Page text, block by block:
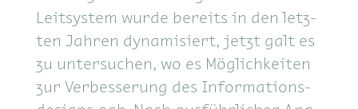
Leit­sys­tem wur­de be­reits in den letz­
ten Jah­ren dy­na­mi­siert, jetzt galt es
zu un­ter­su­chen, wo es Mög­lich­kei­ten
zur Ver­bes­se­rung des In­for­ma­ti­ons­